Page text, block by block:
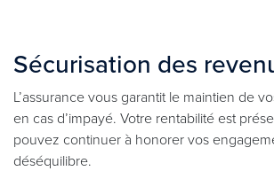
Sécurisation des
L’assurance vous garantit le maintien de
en cas d’impayé. Votre rentabilité est
pouvez continuer à honorer vos
déséquilibre.